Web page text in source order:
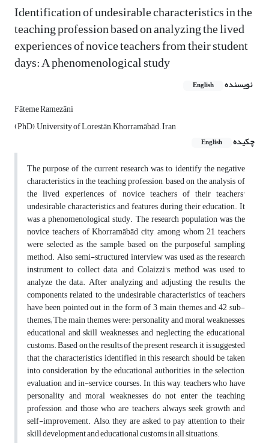
Identification of undesirable characteristics in the
teaching profession based on analyzing the lived
experiences of novice teachers from their student
days: A phenomenological study
نویسنده English
Fāteme Ramezāni
(PhD), University of Lorestān, Khorramābād , Iran
چکیده
English
The purpose of the current research was to identify the negative
characteristics in the teaching profession, based on the analysis of
the lived experiences of novice teachers of their teachers'
undesirable characteristics and features during their education. It
was a phenomenological study. The research population was the
novice teachers of Khorramābād city, among whom 21 teachers
were selected as the sample, based on the purposeful sampling
method. Also, semi-structured interview was used as the research
instrument to collect data, and Colaizzi's method was used to
analyze the data. After analyzing and adjusting the results, the
components related to the undesirable characteristics of teachers
have been pointed out in the form of 3 main themes and 42 sub-
themes; The main themes were: personality and moral weaknesses,
educational and skill weaknesses, and neglecting the educational
customs. Based on the results of the present research, it is suggested
that the characteristics identified in this research should be taken
into consideration by the educational authorities in the selection,
evaluation and in-service courses. In this way, teachers who have
personality and moral weaknesses do not enter the teaching
profession, and those who are teachers, always seek growth and
self-improvement. Also, they are asked to pay attention to their
skill development and educational customs in all situations.